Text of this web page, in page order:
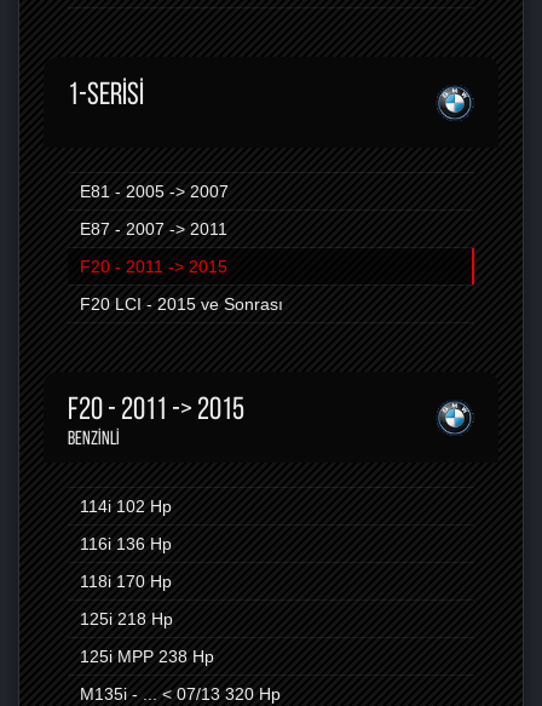
1-SERISI
E81 - 2005 -> 2007
E87 - 2007 -> 2011
F20 - 2011 -> 2015
F20 LCI - 2015 ve Sonrası
F20 - 2011 -> 2015
BENZINLI
114i 102 Hp
116i 136 Hp
118i 170 Hp
125i 218 Hp
125i MPP 238 Hp
M135i - ... < 07/13 320 Hp